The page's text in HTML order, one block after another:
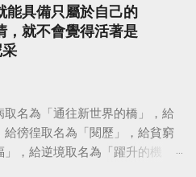
能具備只屬於自己的
，就不會覺得活著是
名為「通往新世界的橋」，給
徬徨取名為「閱歷」，給貧窮
，給逆境取名為「躍升的機